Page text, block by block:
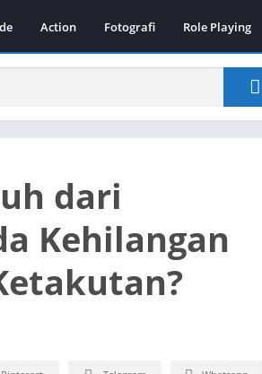
Action Fotografi Role Playing
dari
Kehilangan